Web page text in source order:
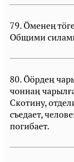
79. Öменең
Общими
80. Ööрдең
чоннаң
Скотину,
съедает,
погибает.